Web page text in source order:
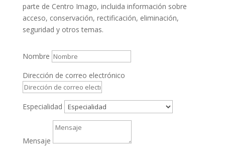
parte de Centro Imago, incluida información sobre
acceso, conservación, rectificación, eliminación,
seguridad y otros temas.
Nombre
Dirección de correo electrónico
Especialidad
Mensaje